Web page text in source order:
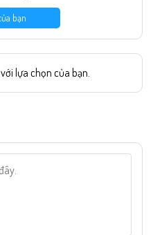
bạn
lựa chọn của bạn.